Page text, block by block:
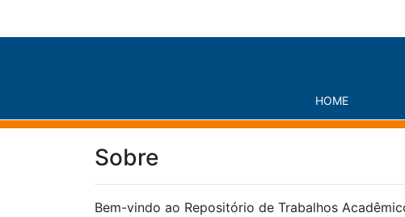
HOME
Sobre
Bem-vindo ao Repositório de Trabalhos